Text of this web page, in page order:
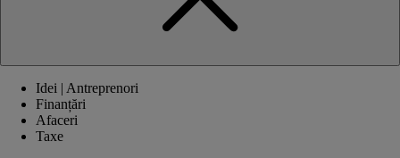
Idei | Antreprenori
Finanțări
Afaceri
Taxe